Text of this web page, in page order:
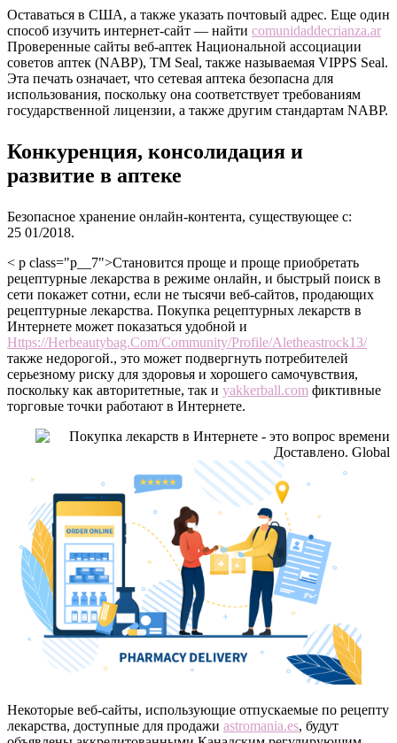
Оставаться в США, а также указать почтовый адрес. Еще один
способ изучить интернет-сайт — найти comunidaddecrianza.ar
Проверенные сайты веб-аптек Национальной ассоциации
советов аптек (NABP), TM Seal, также называемая VIPPS Seal.
Эта печать означает, что сетевая аптека безопасна для
использования, поскольку она соответствует требованиям
государственной лицензии, а также другим стандартам NABP.
Конкуренция, консолидация и
развитие в аптеке
Безопасное хранение онлайн-контента, существующее с:
25 01/2018.
< p class="p__7">Становится проще и проще приобретать
рецептурные лекарства в режиме онлайн, и быстрый поиск в
сети покажет сотни, если не тысячи веб-сайтов, продающих
рецептурные лекарства. Покупка рецептурных лекарств в
Интернете может показаться удобной и
Https://Herbeautybag.Com/Community/Profile/Aletheastrock13/
также недорогой., это может подвергнуть потребителей
серьезному риску для здоровья и хорошего самочувствия,
поскольку как авторитетные, так и yakkerball.com фиктивные
торговые точки работают в Интернете.
Некоторые веб-сайты, использующие отпускаемые по рецепту
лекарства, доступные для продажи astromania.es, будут